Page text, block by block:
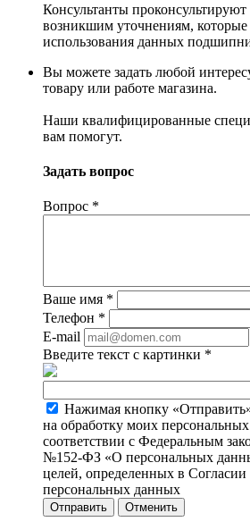
Консультанты проконсультируют
возникшим уточнениям,
использования данных
Вы можете задать любой
товару или работе магазина.
Наши квалифицированные
вам помогут.
Задать вопрос
Вопрос *
Ваше имя *
Телефон *
E-mail
Введите текст с картинки *
Нажимая кнопку
на обработку моих
соответствии с Федеральным
№152-ФЗ «О персональных
целей, определенных в Согласии
персональных данных
Отменить